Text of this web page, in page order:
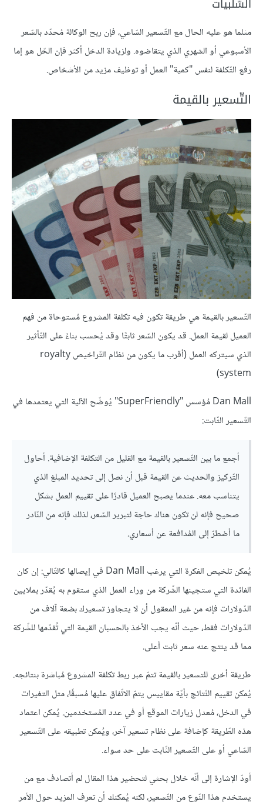
السّلبيات
مثلما هو عليه الحال مع التّسعير السّاعي، فإن ربح الوكالة مُحدّد بالسّعر
الأسبوعي أو الشهري الذي يتقاضوه. ولزيادة الدخل أكثر فإن الحّل هو إما
رفع التّكلفة لنفس "كمية" العمل أو توظيف مزيد من الأشخاص.
التّسعير بالقيمة
التّسعير بالقيمة هي طريقة تكون فيه تكلفة المشروع مُستوحاة من فهم
العميل لقيمة العمل. قد يكون السّعر ثابتًا وقد يُحسب بناءً على التّأثير
الذي سيتركه العمل (أقرب ما يكون من نظام التّراخيص royalty
system)
Dan Mall مُؤسس "SuperFriendly" يُوضّح الآلية التي يعتمدها في
التّسعير الثّابت:
أجمع ما بين التّسعير بالقيمة مع القليل من التكلفة الإضافية. أحاول
التّركيز والحديث عن القيمة قبل أن نصل إلى تحديد المبلغ الذي
يتناسب معه. عندما يصبح العميل قادرًا على تقييم العمل بشكل
صحيح فإنه لن تكون هناك حاجة لتبرير السّعر، لذلك فإنه من النّادر
ما أضطرّ إلى المُدافعة عن أسعاري.
يُمكن تلخيص الفكرة التي يرغب Dan Mall في إيصالها كالتّالي: إن كان
الفائدة التي ستجينها الشّركة من وراء العمل الذي ستقوم به يُقدّر بملايين
الدّولارات فإنه من غير المعقول أن لا يتجاوز تسعيرك بضعة آلاف من
الدّولارات فقط، حيث أنّه يجب الأخذ بالحسبان القيمة التي تُقدّمها للشّركة
مما قد ينتج عنه سعر ثابت أعلى.
طريقة أخرى للتسعير بالقيمة تتمّ عبر ربط تكلفة المشروع مُباشرة بنتائجه.
يُمكن تقييم النّتائج بأيّة مقاييس يتمّ الاتّفاق عليها مُسبقًا، مثل التغيرات
في الدخل، مُعدل زيارات الموقع أو في عدد المُستخدمين. يُمكن اعتماد
هذه الطّريقة كإضافة على نظام تسعير آخر، ويُمكن تطبيقه على التّسعير
السّاعي أو على التّسعير الثّابت على حد سواء.
أودّ الإشارة إلى أنّه خلال بحثي لتحضير هذا المقال لم أتصادف مع من
يستخدم هذا النّوع من التّسعير، لكنه يُمكنك أن تعرف المزيد حول الأمر